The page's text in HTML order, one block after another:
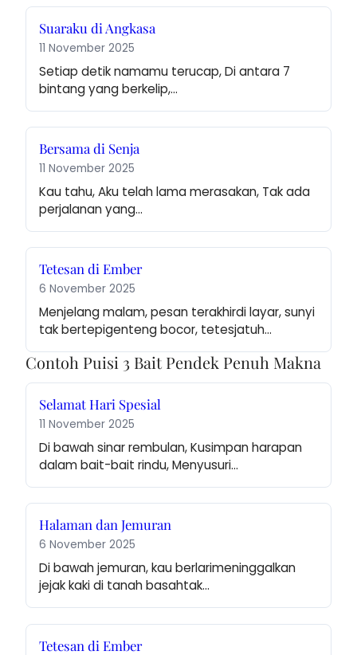
Suaraku di Angkasa
11 November 2025
Setiap detik namamu terucap, Di antara 7
bintang yang berkelip,…
Bersama di Senja
11 November 2025
Kau tahu, Aku telah lama merasakan, Tak ada
perjalanan yang…
Tetesan di Ember
6 November 2025
Menjelang malam, pesan terakhirdi layar, sunyi
tak bertepigenteng bocor, tetesjatuh…
Contoh Puisi 3 Bait Pendek Penuh Makna
Selamat Hari Spesial
11 November 2025
Di bawah sinar rembulan, Kusimpan harapan
dalam bait-bait rindu, Menyusuri…
Halaman dan Jemuran
6 November 2025
Di bawah jemuran, kau berlarimeninggalkan
jejak kaki di tanah basahtak…
Tetesan di Ember